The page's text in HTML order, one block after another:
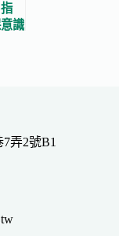
識
弄2號B1